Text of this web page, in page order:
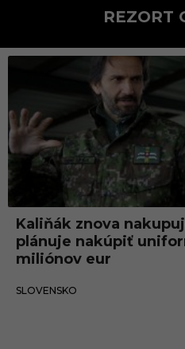
REZORT
z
o
r
t
o
b
r
a
Kaliňák znova
plánuje nakúpiť
miliónov eur
SLOVENSKO